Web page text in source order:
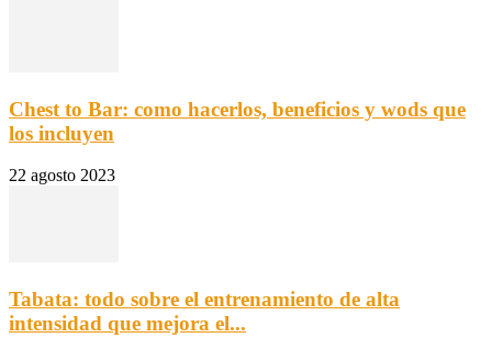
Chest to Bar: como hacerlos, beneficios y wods que
los incluyen
22 agosto 2023
Tabata: todo sobre el entrenamiento de alta
intensidad que mejora el...